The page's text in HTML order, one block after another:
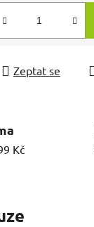
Zeptat se
Kč